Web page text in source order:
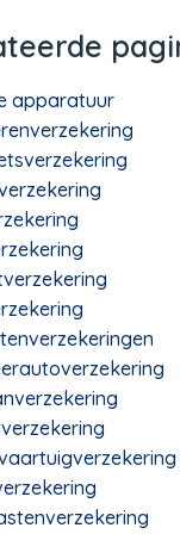
apparatuur